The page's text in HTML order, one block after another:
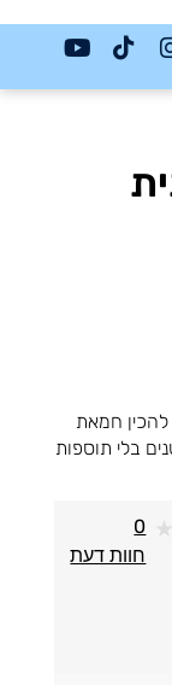
חמאת
בלי תוספות
★
0
חוות דעת